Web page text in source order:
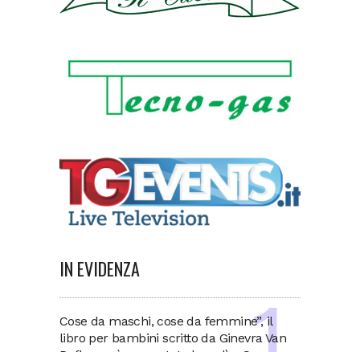
IN EVIDENZA
Cose da maschi, cose da femmine”, il
libro per bambini scritto da Ginevra Van